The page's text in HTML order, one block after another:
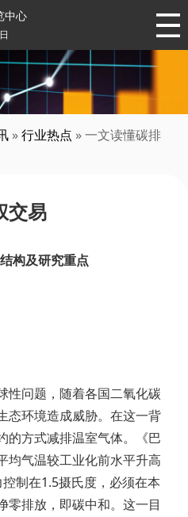
中心
»行业热点 » 一文读懂碳排
交易
构及研究重点
性问题，随着各国二氧化碳
态环境造成威胁。在这一背
的方式减排温室气体。《巴
均气温较工业化前水平升高
制在1.5摄氏度，必须在本
零排放，即碳中和。这一目